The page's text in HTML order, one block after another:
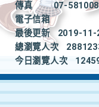
傳真
07-
電子信箱
最後更新
2019-11-
總瀏覽人次
今日瀏覽人次